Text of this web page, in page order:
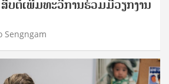
ບຕໍ່ເພີ່ມທະວີການຮ່ວມມືວຽກງານ
Sengngam